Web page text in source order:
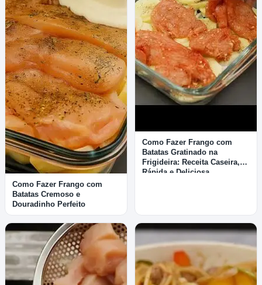
Como Fazer Frango com
Batatas Cremoso e
Douradinho Perfeito
Como Fazer Frango com
Batatas Gratinado na
Frigideira: Receita Caseira,
Rápida e Deliciosa